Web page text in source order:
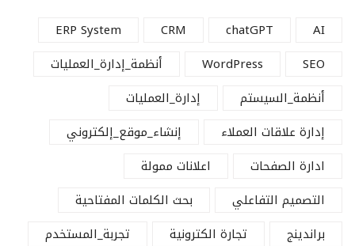
AI
chatGPT
CRM
ERP System
SEO
WordPress
أنظمة_إدارة_العمليات
أنظمة_السيستم
إدارة_العمليات
إدارة علاقات العملاء
إنشاء_موقع_إلكتروني
ادارة الصفحات
اعلانات ممولة
التصميم التفاعلي
بحث الكلمات المفتاحية
براندينج
تجارة الكترونية
تجربة_المستخدم